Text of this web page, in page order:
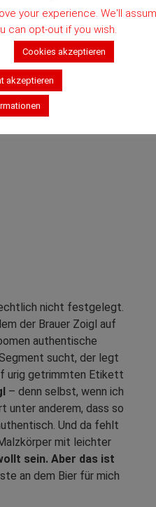
nicht festgelegt.
der Brauer Zoigl auf
authentische
sucht, der legt
urig getrimmten Etikett
– denn selbst, wenn ich
unter anderem, dass so
Und da fehlt
mit leichter
sein. Aber das ist
an dem Bier für mich
your experience. We'll
can opt-out if you wish.
Cookies akzeptieren
akzeptieren